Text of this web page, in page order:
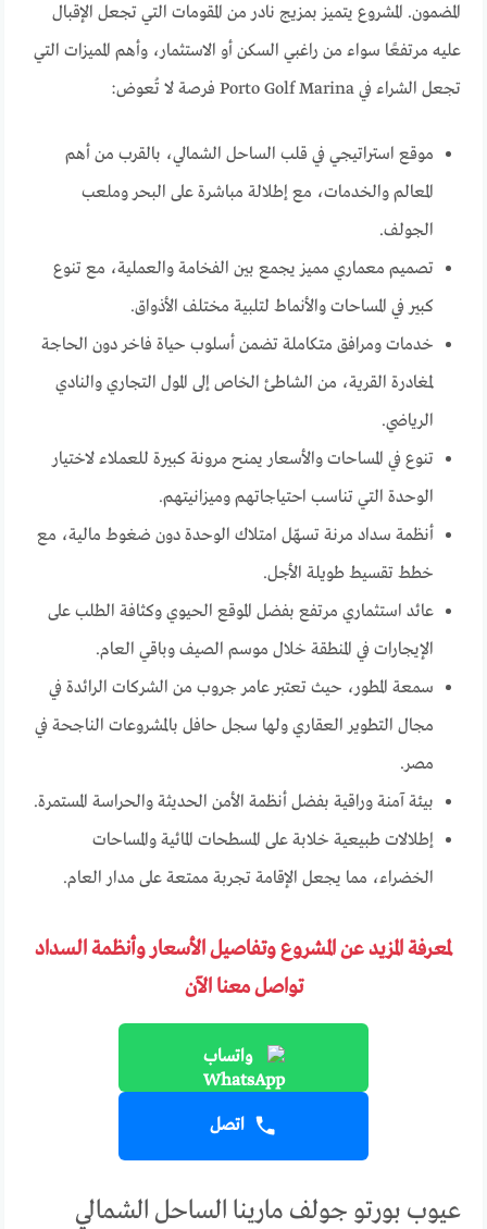
المضمون. المشروع يتميز بمزيج نادر من المقومات التي تجعل الإقبال
عليه مرتفعًا سواء من راغبي السكن أو الاستثمار، وأهم المميزات التي
تجعل الشراء في Porto Golf Marina فرصة لا تُعوض:
موقع استراتيجي في قلب الساحل الشمالي، بالقرب من أهم
المعالم والخدمات، مع إطلالة مباشرة على البحر وملعب
الجولف.
تصميم معماري مميز يجمع بين الفخامة والعملية، مع تنوع
كبير في المساحات والأنماط لتلبية مختلف الأذواق.
خدمات ومرافق متكاملة تضمن أسلوب حياة فاخر دون الحاجة
لمغادرة القرية، من الشاطئ الخاص إلى المول التجاري والنادي
الرياضي.
تنوع في المساحات والأسعار يمنح مرونة كبيرة للعملاء لاختيار
الوحدة التي تناسب احتياجاتهم وميزانيتهم.
أنظمة سداد مرنة تسهّل امتلاك الوحدة دون ضغوط مالية، مع
خطط تقسيط طويلة الأجل.
عائد استثماري مرتفع بفضل الموقع الحيوي وكثافة الطلب على
الإيجارات في المنطقة خلال موسم الصيف وباقي العام.
سمعة المطور، حيث تعتبر عامر جروب من الشركات الرائدة في
مجال التطوير العقاري ولها سجل حافل بالمشروعات الناجحة في
مصر.
بيئة آمنة وراقية بفضل أنظمة الأمن الحديثة والحراسة المستمرة.
إطلالات طبيعية خلابة على المسطحات المائية والمساحات
الخضراء، مما يجعل الإقامة تجربة ممتعة على مدار العام.
لمعرفة المزيد عن المشروع وتفاصيل الأسعار وأنظمة السداد
تواصل معنا الآن
واتساب
اتصل
عيوب بورتو جولف مارينا الساحل الشمالي